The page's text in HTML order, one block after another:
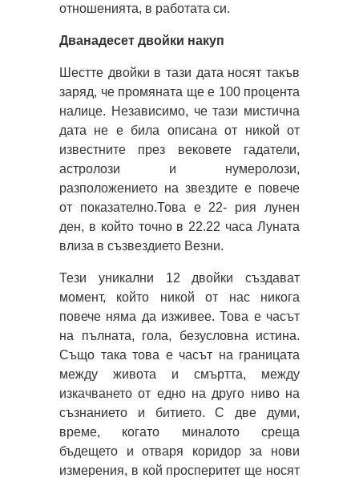
отношенията, в работата си.
Дванадесет двойки накуп
Шестте двойки в тази дата носят такъв
заряд, че промяната ще е 100 процента
налице. Независимо, че тази мистична
дата не е била описана от никой от
известните през вековете гадатели,
астролози и нумеролози,
разположението на звездите е повече
от показателно.Това е 22- рия лунен
ден, в който точно в 22.22 часа Луната
влиза в съзвездието Везни.
Тези уникални 12 двойки създават
момент, който никой от нас никога
повече няма да изживее. Това е часът
на пълната, гола, безусловна истина.
Също така това е часът на границата
между живота и смъртта, между
изкачването от едно на друго ниво на
съзнанието и битието. С две думи,
време, когато миналото среща
бъдещето и отваря коридор за нови
измерения, в кой просперитет ще носят